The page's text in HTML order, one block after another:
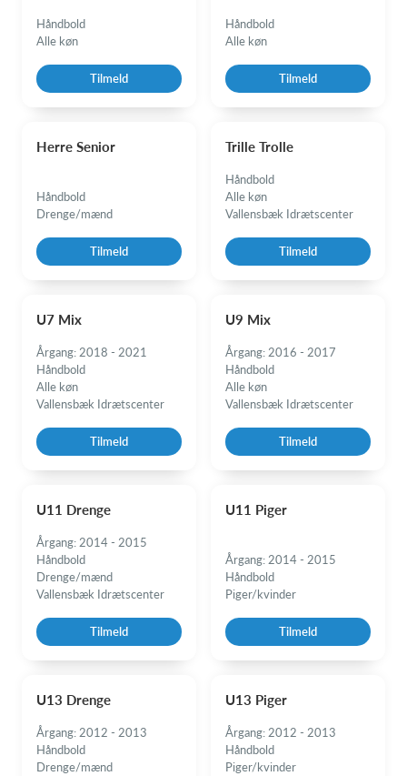
Håndbold
Alle køn
Tilmeld
Håndbold
Alle køn
Tilmeld
Herre Senior
Håndbold
Drenge/mænd
Tilmeld
Trille Trolle
Håndbold
Alle køn
Vallensbæk Idrætscenter
Tilmeld
U7 Mix
Årgang: 2018 - 2021
Håndbold
Alle køn
Vallensbæk Idrætscenter
Tilmeld
U9 Mix
Årgang: 2016 - 2017
Håndbold
Alle køn
Vallensbæk Idrætscenter
Tilmeld
U11 Drenge
Årgang: 2014 - 2015
Håndbold
Drenge/mænd
Vallensbæk Idrætscenter
Tilmeld
U11 Piger
Årgang: 2014 - 2015
Håndbold
Piger/kvinder
Tilmeld
U13 Drenge
Årgang: 2012 - 2013
Håndbold
Drenge/mænd
U13 Piger
Årgang: 2012 - 2013
Håndbold
Piger/kvinder